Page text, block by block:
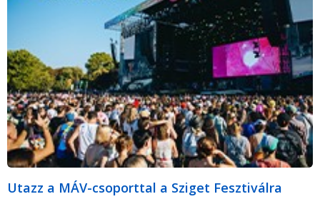
Utazz a MÁV-csoporttal a Sziget Fesztiválra